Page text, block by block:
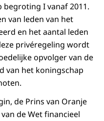
I vanaf 2011.
van leden van het
en het aantal leden
privéregeling wordt
opvolger van de
van het koningschap
de Prins van Oranje
de Wet financieel